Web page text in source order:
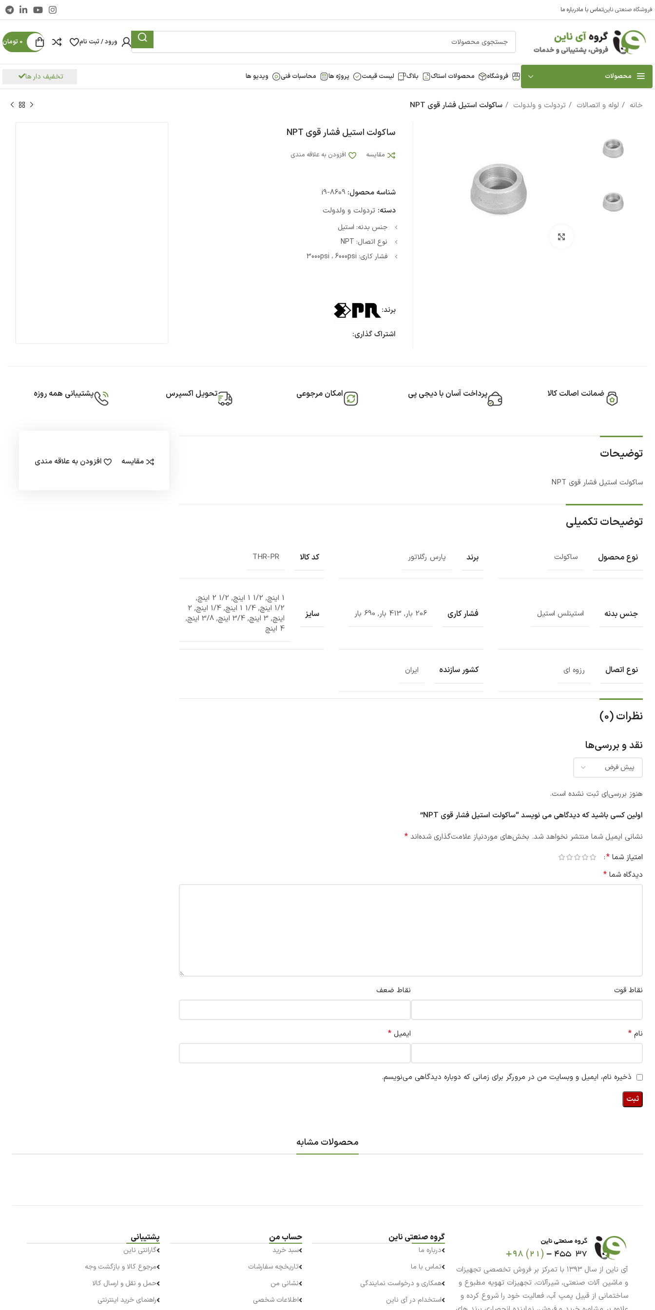
فروشگاه صنعتی ناینتماس با مادرباره ما
ورود / ثبت نام 0 تومان
محصولات فروشگاه محصولات استاک بلاگ لیست قیمت پروژه ها محاسبات فنی ویدیو ها تخفیف دار ها
خانه لوله و اتصالات تردولت و ولدولت ساکولت استیل فشار قوی NPT
ساکولت استیل فشار قوی NPT
مقایسه افزودن به علاقه مندی
شناسه محصول: i9-8609
دسته: تردولت و ولدولت
جنس بدنه: استیل
نوع اتصال: NPT
فشار کاری: 3000psi ، 6000psi
برند:
اشتراک گذاری:
ضمانت اصالت کالا پرداخت آسان با دیجی پی امکان مرجوعی تحویل اکسپرس پشتیبانی همه روزه
توضیحات
ساکولت استیل فشار قوی NPT
توضیحات تکمیلی
نوع محصول ساکولت برند پارس رگلاتور کد کالا THR-PR
جنس بدنه استینلس استیل فشار کاری 206 بار, 413 بار, 690 بار سایز
1 اینچ, 1/2 1 اینچ, 1/2 2 اینچ,
1/2 اینچ, 1/4 1 اینچ, 1/4 اینچ, 2
اینچ, 3 اینچ, 3/4 اینچ, 3/8 اینچ,
4 اینچ
نوع اتصال رزوه ای کشور سازنده ایران
نظرات (0)
نقد و بررسی‌ها
هنوز بررسی‌ای ثبت نشده است.
اولین کسی باشید که دیدگاهی می نویسد “ساکولت استیل فشار قوی NPT”
نشانی ایمیل شما منتشر نخواهد شد. بخش‌های موردنیاز علامت‌گذاری شده‌اند *
امتیاز شما *
دیدگاه شما *
نقاط قوت نقاط ضعف
نام * ایمیل *
ذخیره نام، ایمیل و وبسایت من در مرورگر برای زمانی که دوباره دیدگاهی می‌نویسم.
مقایسه افزودن به علاقه مندی
محصولات مشابه
آی ناین از سال ۱۳۹۳ با تمرکز بر فروش تخصصی تجهیزات
و ماشین آلات صنعتی، شیرآلات، تجهیزات تهویه مطبوع و
ساختمانی از قبیل پمپ آب، فعالیت خود را شروع کرده و
گروه صنعتی ناین
درباره ما
تماس با ما
همکاری و درخواست نمایندگی
استخدام در آی ناین
حساب من
سبد خرید
تاریخچه سفارشات
نشانی من
اطلاعات شخصی
پشتیبانی
گارانتی ناین
مرجوع کالا و بازگشت وجه
حمل و نقل و ارسال کالا
راهنمای خرید اینترنتی